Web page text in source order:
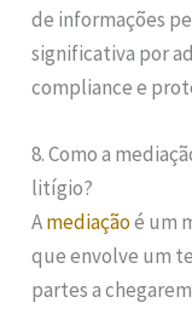
de informações
significativa por
compliance e
8. Como a
litígio?
Amediaçãoé um
que envolve um
partes a